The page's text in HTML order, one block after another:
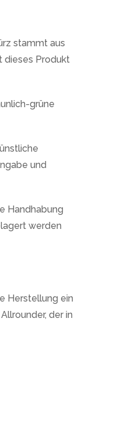
stammt aus
dieses Produkt
grüne
und
Handhabung
werden
Herstellung ein
der in